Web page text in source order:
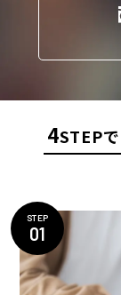
4STEP
STEP
01